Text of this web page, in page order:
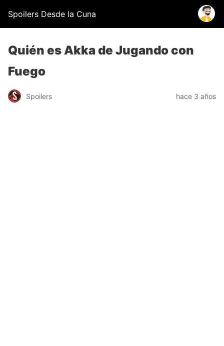
Spoilers Desde la Cuna
Quién es Akka de Jugando con
Fuego
Spoilers hace 3 años